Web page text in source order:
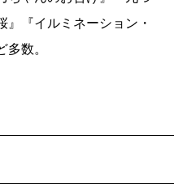
『イルミネーション・
数。